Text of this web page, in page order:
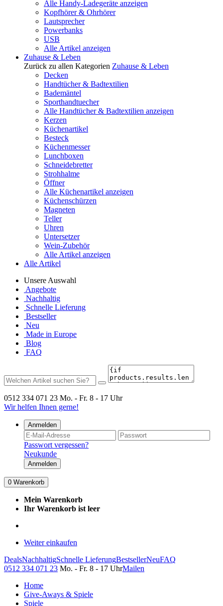
Alle Handy-Ladegeräte anzeigen
Kopfhörer & Ohrhörer
Lautsprecher
Powerbanks
USB
Alle Artikel anzeigen
Zuhause & Leben
Zurück zu allen Kategorien Zuhause & Leben
Decken
Handtücher & Badtextilien
Bademäntel
Sporthandtuecher
Alle Handtücher & Badtextilien anzeigen
Kerzen
Küchenartikel
Besteck
Küchenmesser
Lunchboxen
Schneidebretter
Strohhalme
Öffner
Alle Küchenartikel anzeigen
Küchenschürzen
Magneten
Teller
Uhren
Untersetzer
Wein-Zubehör
Alle Artikel anzeigen
Alle Artikel
Unsere Auswahl
Angebote
Nachhaltig
Schnelle Lieferung
Bestseller
Neu
Made in Europe
Blog
FAQ
0512 334 071 23 Mo. - Fr. 8 - 17 Uhr
Wir helfen Ihnen gerne!
Anmelden
Passwort vergessen?
Neukunde
Anmelden
0 Warenkorb
Mein Warenkorb
Ihr Warenkorb ist leer
Weiter einkaufen
DealsNachhaltigSchnelle LieferungBestsellerNeuFAQ
0512 334 071 23 Mo. - Fr. 8 - 17 UhrMailen
Home
Give-Aways & Spiele
Spiele